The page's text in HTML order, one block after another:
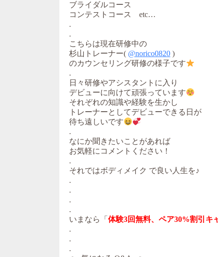
ブライダルコース
コンテストコース etc…
.
.
こちらは現在研修中の
杉山トレーナー( @norico0820 )
のカウンセリング研修の様子です
.
日々研修やアシスタントに入り
デビューに向けて頑張っています
それぞれの知識や経験を生かし
トレーナーとしてデビューできる日が
待ち遠しいです
.
なにか聞きたいことがあれば
お気軽にコメントください！
.
それではボディメイク で良い人生を♪
.
.
.
.
いまなら「 体験3回無料、ペア30%割引キ
.
.
.